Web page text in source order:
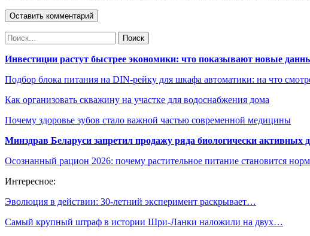
Инвестиции растут быстрее экономики: что показывают новые
Подбор блока питания на DIN-рейку для шкафа автоматики: на что
Как организовать скважину на участке для водоснабжения дома
Почему здоровье зубов стало важной частью современной медицины
Минздрав Беларуси запретил продажу ряда биологически активных
Осознанный рацион 2026: почему растительное питание становится
Интересное:
Эволюция в действии: 30-летний эксперимент раскрывает…
Самый крупный штраф в истории Шри-Ланки наложили на двух…